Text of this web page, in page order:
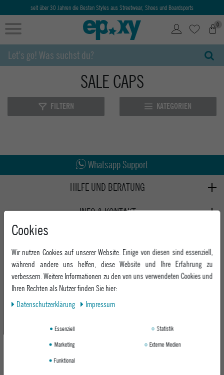
seit über 30 Jahren die Besten Styles aus Streetwear, Shoes und Boardsports
0
SALE CAPS
FILTERN KATEGORIEN
Whatsapp Support
HILFE UND BERATUNG
Gutscheine
Click & Collect
INFO & KONTAKT
Samstag: 10:00 - 17:00
Whatsapp
Kontaktformular
Jobs
We Care - Wiederverwendete Verpackungen
Verleih
EPOXY STORES
Deggendorf
KEEP UP WITH US
Facebook
Cookies
Wir nutzen Cookies auf unserer Website. Einige von diesen sind essenziell,
während andere uns helfen, diese Website und Ihre Erfahrung zu
verbessern. Weitere Informationen zu den von uns verwendeten Cookies und
Ihren Rechten als Nutzer finden Sie hier:
Daten­schutz­erklärung
Impressum
Essenziell
Statistik
Marketing
Externe Medien
Funktional